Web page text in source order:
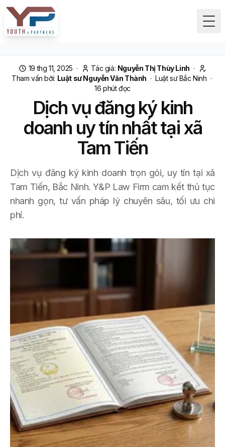
19 thg 11, 2025 · Tác giả: Nguyễn Thị Thùy Linh ·
Tham vấn bởi: Luật sư Nguyễn Văn Thành · Luật sư Bắc Ninh ·
16 phút đọc
Dịch vụ đăng ký kinh
doanh uy tín nhất tại xã
Tam Tiến
Dịch vụ đăng ký kinh doanh trọn gói, uy tín tại xã
Tam Tiến, Bắc Ninh. Y&P Law Firm cam kết thủ tục
nhanh gọn, tư vấn pháp lý chuyên sâu, tối ưu chi
phí.